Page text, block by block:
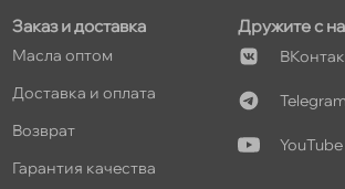
Заказ и доставка
Масла оптом
Доставка и оплата
озврат
Гарантия качества
Дружите с
Telegram
YouTube